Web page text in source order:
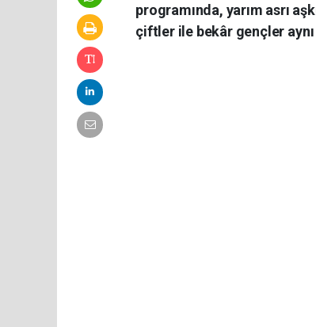
programında, yarım asrı
çiftler ile bekâr gençler